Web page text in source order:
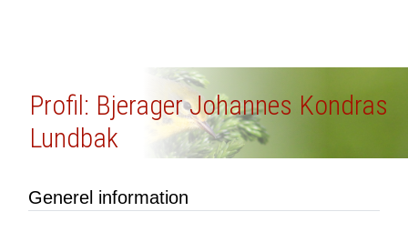
Profil: Bjerager Johannes Kondras
Lundbak
Generel information